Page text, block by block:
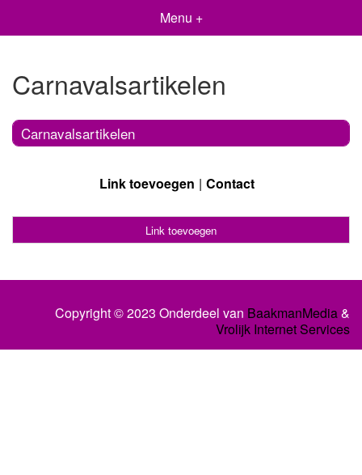
Menu +
Carnavalsartikelen
Carnavalsartikelen
Link toevoegen Contact
Link toevoegen
Copyright © 2023 Onderdeel van BaakmanMedia&
Vrolijk Internet Services